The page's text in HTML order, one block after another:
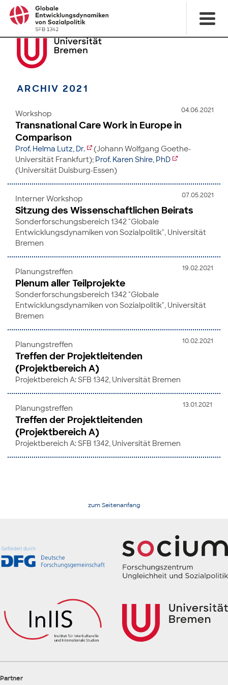
ARCHIV 2021
04.06.2021
Workshop
Transnational Care Work in Europe in
Comparison
Prof. Helma Lutz, Dr.
(Johann Wolfgang Goethe-
Universität Frankfurt); Prof. Karen Shire, PhD
(Universität Duisburg-Essen)
07.05.2021
Interner Workshop
Sitzung des Wissenschaftlichen Beirats
Sonderforschungsbereich 1342 "Globale
Entwicklungsdynamiken von Sozialpolitik", Universität
Bremen
19.02.2021
Planungstreffen
Plenum aller Teilprojekte
Sonderforschungsbereich 1342 "Globale
Entwicklungsdynamiken von Sozialpolitik", Universität
Bremen
10.02.2021
Planungstreffen
Treffen der Projektleitenden
(Projektbereich A)
Projektbereich A: SFB 1342, Universität Bremen
13.01.2021
Planungstreffen
Treffen der Projektleitenden
(Projektbereich A)
Projektbereich A: SFB 1342, Universität Bremen
zum Seitenanfang
Partner